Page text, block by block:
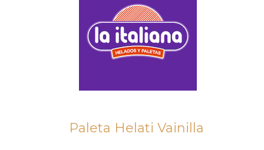
Paleta Helati Vainilla